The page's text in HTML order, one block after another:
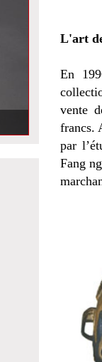
notre
L'art
En
vente
francs.
par
Fang